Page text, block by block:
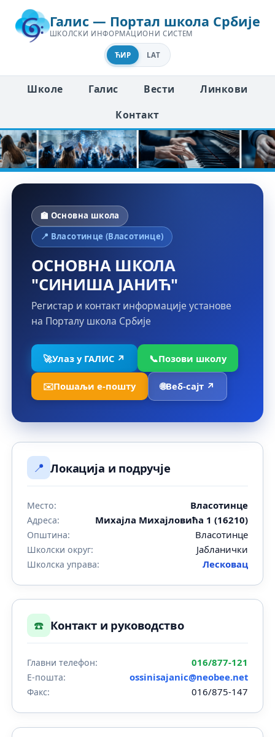
Галис — Портал школа Србије
ШКОЛСКИ ИНФОРМАЦИОНИ СИСТЕМ
ЋИР LAT
Школе Галис Вести
Линкови
Контакт
🏫 Основна школа
📍 Власотинце (Власотинце)
ОСНОВНА ШКОЛА
"СИНИША ЈАНИЋ"
Регистар и контакт информације установе
на Порталу школа Србије
🚀Улаз у ГАЛИС ↗ 📞Позови школу
✉️Пошаљи е-пошту 🌐Веб-сајт ↗
📍 Локација и подручје
Место: Власотинце
Адреса: Михајла Михајловића 1 (16210)
Општина: Власотинце
Школски округ: Јабланички
Школска управа: Лесковац
☎️ Контакт и руководство
Главни телефон: 016/877-121
Е-пошта: ossinisajanic@neobee.net
Факс: 016/875-147